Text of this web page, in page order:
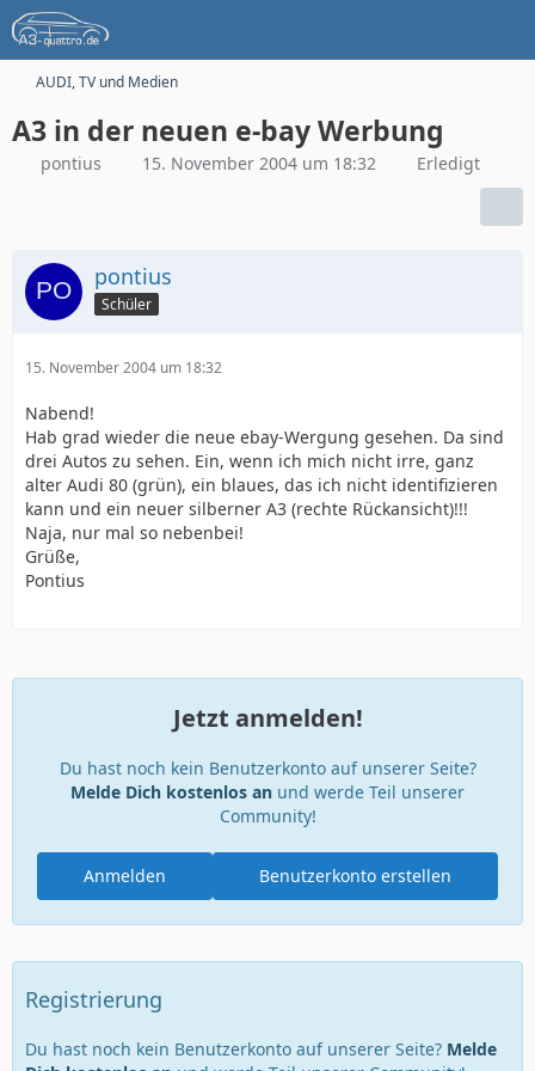
AUDI, TV und Medien
A3 in der neuen e-bay Werbung
pontius 15. November 2004 um 18:32 Erledigt
pontius
Schüler
15. November 2004 um 18:32
Nabend!
Hab grad wieder die neue ebay-Wergung gesehen. Da sind
drei Autos zu sehen. Ein, wenn ich mich nicht irre, ganz
alter Audi 80 (grün), ein blaues, das ich nicht identifizieren
kann und ein neuer silberner A3 (rechte Rückansicht)!!!
Naja, nur mal so nebenbei!
Grüße,
Pontius
Jetzt anmelden!
Du hast noch kein Benutzerkonto auf unserer Seite?
Melde Dich kostenlos an und werde Teil unserer
Community!
Benutzerkonto erstellen
Anmelden
Registrierung
Du hast noch kein Benutzerkonto auf unserer Seite? Melde